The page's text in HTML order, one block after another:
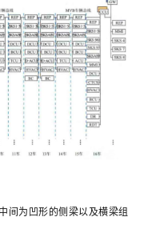
间为凹形的侧梁以及横梁组